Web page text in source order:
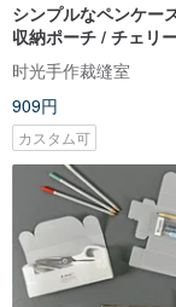
シンプルなペンケー
収納ポーチ / チェリ
时光手作裁缝室
909円
カスタム可